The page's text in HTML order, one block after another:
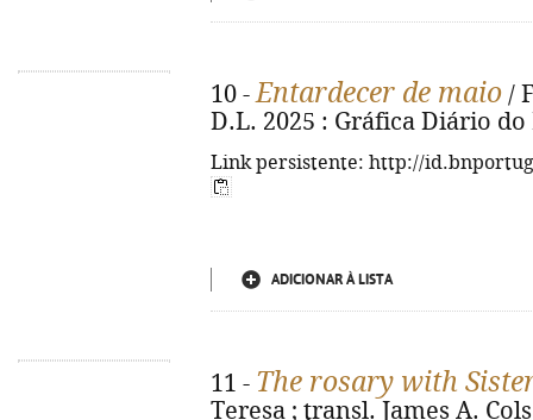
10 -Entardecer de maio /
D.L. 2025 : Gráfica Diário
Link persistente: http://
ADICIONAR À LISTA
11 - The rosary with
Teresa ; transl. James A.